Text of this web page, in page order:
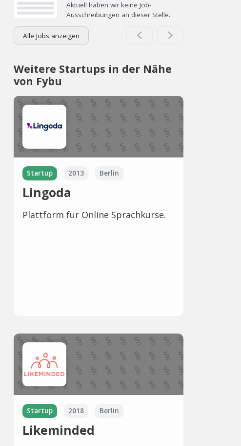
Aktuell haben wir keine Job-
Ausschreibungen an dieser Stelle.
Alle Jobs anzeigen
Weitere Startups in der Nähe
von Fybu
Startup 2013 Berlin
Lingoda
Plattform für Online Sprachkurse.
Startup 2018 Berlin
Likeminded